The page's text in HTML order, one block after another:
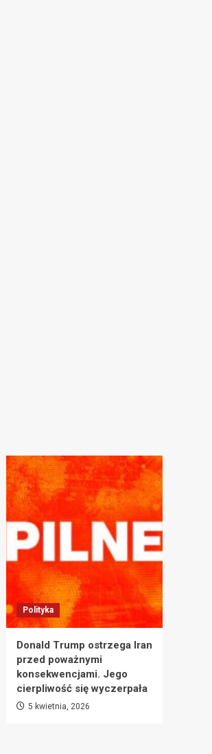
Polityka
Donald Trump ostrzega Iran
przed poważnymi
konsekwencjami. Jego
cierpliwość się wyczerpała
5 kwietnia, 2026